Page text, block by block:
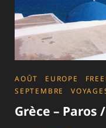
CATEGORIES
AOÛT EUROPE
SEPTEMBRE
Grèce – Paros